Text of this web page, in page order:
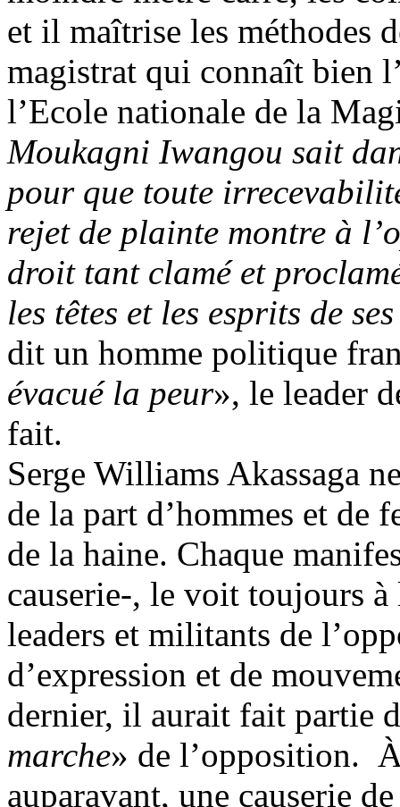
et il maîtrise les méthodes
magistrat qui connaît bien
l’Ecole nationale de la
Moukagni Iwangou sait
pour que toute
rejet de plainte montre à
droit tant clamé et
les têtes et les esprits de
dit un homme politique
évacué la peur», le leader
fait.
Serge Williams Akassaga
de la part d’hommes et de
de la haine. Chaque
causerie-, le voit toujours
leaders et militants de
d’expression et de
dernier, il aurait fait partie
marche» de l’opposition.
auparavant, une causerie